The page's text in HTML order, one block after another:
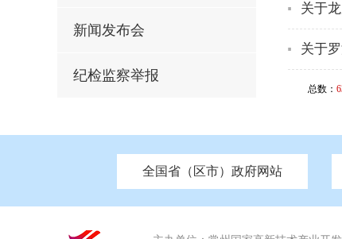
新闻发布会
纪检监察举报
关于
关于
总数：
全国省（区市）政府网站
北京 天津 重庆 河南 河北
中国江苏 南京市政府 苏州
市发改委 市工信局 市教育局
市应急管理局 市审计局 市外事